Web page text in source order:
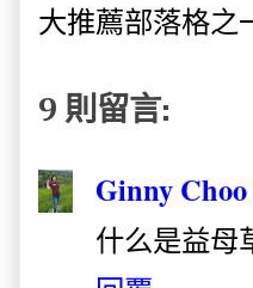
大推薦部落格之
9 則留言:
Ginny Choo
什么是益母